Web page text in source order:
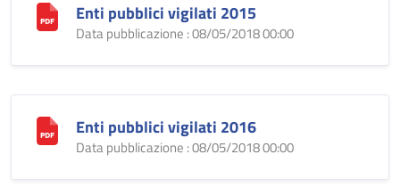
Enti pubblici vigilati 2015
Data pubblicazione : 08/05/2018 00:00
Enti pubblici vigilati 2016
Data pubblicazione : 08/05/2018 00:00